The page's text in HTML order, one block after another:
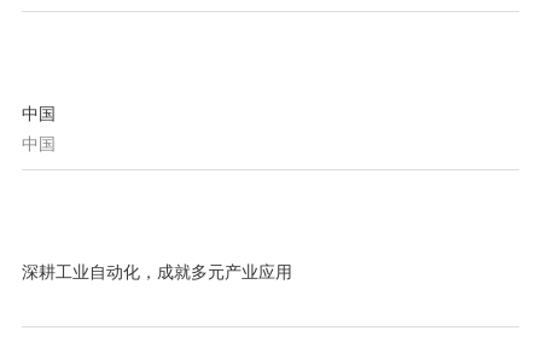
中国
中国
深耕工业自动化，成就多元产业应用